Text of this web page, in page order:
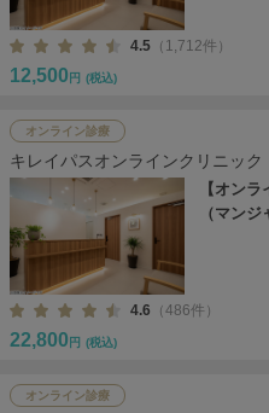
4.5 （1,712件）
12,500 円 (税込)
オンライン診療
キレイパスオンラインクリニック
【オン
（マン
4.6 （486件）
22,800 円 (税込)
オンライン診療